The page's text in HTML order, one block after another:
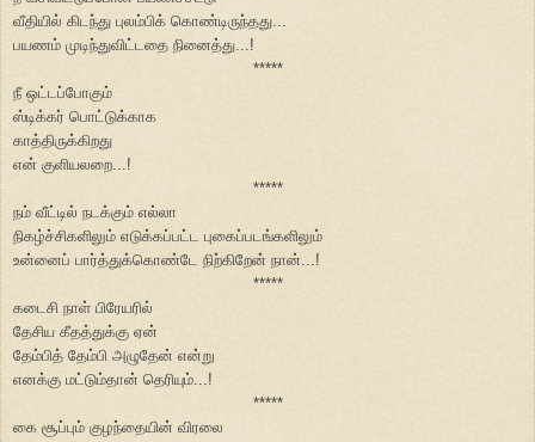
வீதியில் கிடந்து புலம்பிக் கொண்டிருந்தது...
பயணம் முடிந்துவிட்டதை நினைத்து...!
*****
நீ ஒட்டப்போகும்
ஸ்டிக்கர் பொட்டுக்காக
காத்திருக்கிறது
என் குளியலறை...!
*****
நம் வீட்டில் நடக்கும் எல்லா
நிகழ்ச்சிகளிலும் எடுக்கப்பட்ட புகைப்படங்களிலும்
உன்னைப் பார்த்துக்கொண்டே நிற்கிறேன் நான்...!
*****
கடைசி நாள் பிரேயரில்
தேசிய கீதத்துக்கு ஏன்
தேம்பித் தேம்பி அழுதேன் என்று
எனக்கு மட்டும்தான் தெரியும்...!
*****
கை சூப்பும் குழந்தையின் விரலை